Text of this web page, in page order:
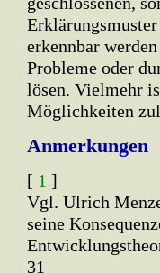
erkennbar
Probleme oder
lösen. Vielmehr
Möglichkeiten
Anmerkungen
[ 1 ]
Vgl. Ulrich
seine
31